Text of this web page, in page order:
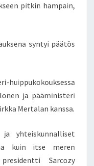
pitkin hampain,
syntyi päätös
ja pääministeri
Mertalan kanssa.
yhteiskunnalliset
kuin itse meren
Sarcozy